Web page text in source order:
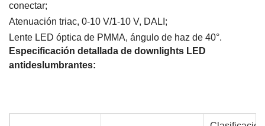
conectar;
Atenuación triac, 0-10 V/1-10 V, DALI;
Lente LED óptica de PMMA, ángulo de haz de 40°.
Especificación detallada de downlights LED
antideslumbrantes: